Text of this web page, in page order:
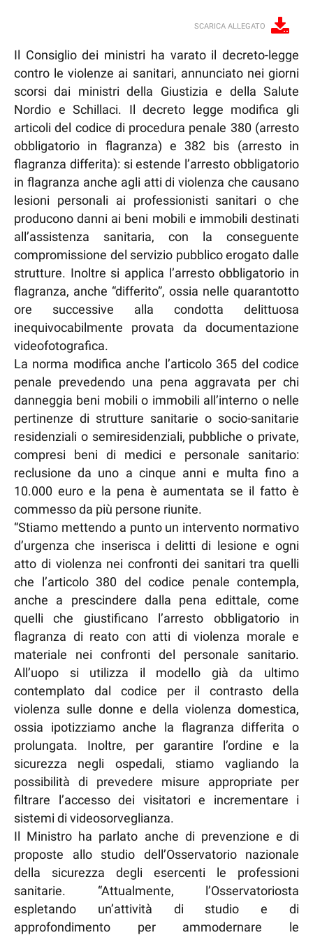
SCARICA ALLEGATO
Il Consiglio dei ministri ha varato il decreto-legge
contro le violenze ai sanitari, annunciato nei giorni
scorsi dai ministri della Giustizia e della Salute
Nordio e Schillaci. Il decreto legge modifica gli
articoli del codice di procedura penale 380 (arresto
obbligatorio in flagranza) e 382 bis (arresto in
flagranza differita): si estende l’arresto obbligatorio
in flagranza anche agli atti di violenza che causano
lesioni personali ai professionisti sanitari o che
producono danni ai beni mobili e immobili destinati
all’assistenza sanitaria, con la conseguente
compromissione del servizio pubblico erogato dalle
strutture. Inoltre si applica l’arresto obbligatorio in
flagranza, anche “differito”, ossia nelle quarantotto
ore successive alla condotta delittuosa
inequivocabilmente provata da documentazione
videofotografica.
La norma modifica anche l’articolo 365 del codice
penale prevedendo una pena aggravata per chi
danneggia beni mobili o immobili all’interno o nelle
pertinenze di strutture sanitarie o socio-sanitarie
residenziali o semiresidenziali, pubbliche o private,
compresi beni di medici e personale sanitario:
reclusione da uno a cinque anni e multa fino a
10.000 euro e la pena è aumentata se il fatto è
commesso da più persone riunite.
“Stiamo mettendo a punto un intervento normativo
d’urgenza che inserisca i delitti di lesione e ogni
atto di violenza nei confronti dei sanitari tra quelli
che l’articolo 380 del codice penale contempla,
anche a prescindere dalla pena edittale, come
quelli che giustificano l’arresto obbligatorio in
flagranza di reato con atti di violenza morale e
materiale nei confronti del personale sanitario.
All’uopo si utilizza il modello già da ultimo
contemplato dal codice per il contrasto della
violenza sulle donne e della violenza domestica,
ossia ipotizziamo anche la flagranza differita o
prolungata. Inoltre, per garantire l’ordine e la
sicurezza negli ospedali, stiamo vagliando la
possibilità di prevedere misure appropriate per
filtrare l’accesso dei visitatori e incrementare i
sistemi di videosorveglianza.
Il Ministro ha parlato anche di prevenzione e di
proposte allo studio dell’Osservatorio nazionale
della sicurezza degli esercenti le professioni
sanitarie. “Attualmente, l’Osservatoriosta
espletando un’attività di studio e di
approfondimento per ammodernare le